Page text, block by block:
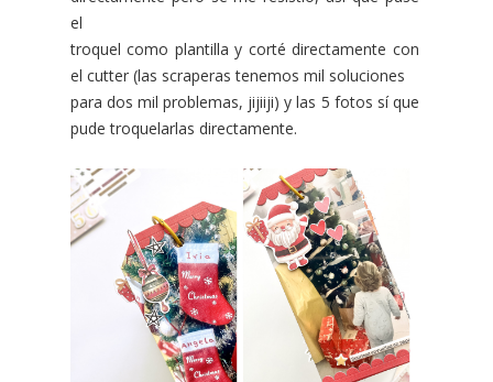
el
troquel como plantilla y corté directamente con
el cutter (las scraperas tenemos mil soluciones
para dos mil problemas, jijiiji) y las 5 fotos sí que
pude troquelarlas directamente.